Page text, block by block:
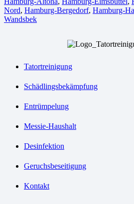
Nord, Hamburg-Bergedorf, Hamburg-
Wandsbek
Tatortreinigung
Schädlingsbekämpfung
Entrümpelung
Messie-Haushalt
Desinfektion
Geruchsbeseitigung
Kontakt